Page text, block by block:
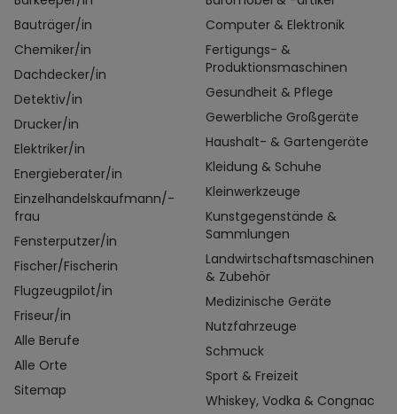
Bauträger/in
Chemiker/in
Dachdecker/in
Detektiv/in
Drucker/in
Elektriker/in
Energieberater/in
Einzelhandelskaufmann/-
frau
Fensterputzer/in
Fischer/Fischerin
Flugzeugpilot/in
Friseur/in
Alle Berufe
Alle Orte
Sitemap
Computer & Elektronik
Fertigungs- &
Produktionsmaschinen
Gesundheit & Pflege
Gewerbliche Großgeräte
Haushalt- & Gartengeräte
Kleidung & Schuhe
Kleinwerkzeuge
Kunstgegenstände &
Sammlungen
Landwirtschaftsmaschinen
& Zubehör
Medizinische Geräte
Nutzfahrzeuge
Schmuck
Sport & Freizeit
Whiskey, Vodka & Congnac